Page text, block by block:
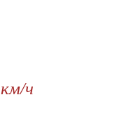
км/ч